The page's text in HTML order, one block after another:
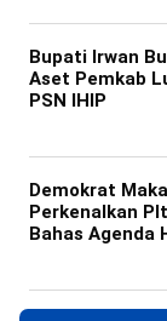
Bupati Irwan
Aset Pemkab
PSN IHIP
Demokrat
Perkenalkan
Bahas Agenda